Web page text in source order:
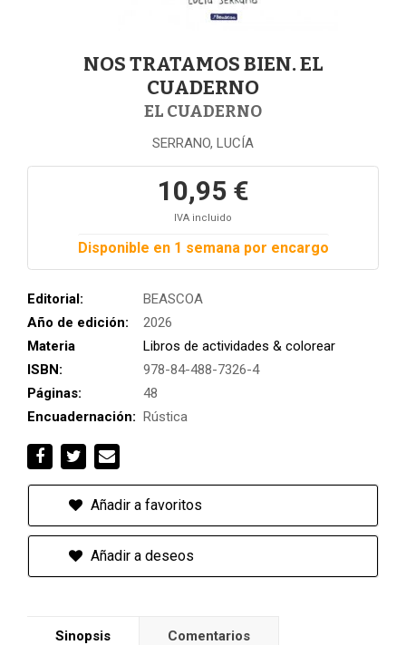
NOS TRATAMOS BIEN. EL
CUADERNO
EL CUADERNO
SERRANO, LUCÍA
10,95 €
IVA incluido
Disponible en 1 semana por encargo
Editorial:
BEASCOA
Año de edición:
2026
Materia
Libros de actividades & colorear
ISBN:
978-84-488-7326-4
Páginas:
48
Encuadernación: Rústica
Añadir a favoritos
Añadir a deseos
Sinopsis Comentarios